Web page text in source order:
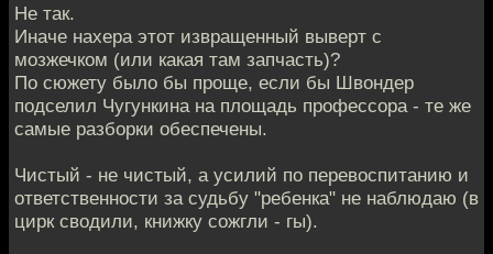
Не так.
Иначе нахера этот извращенный выверт с
мозжечком (или какая там запчасть)?
По сюжету было бы проще, если бы Швондер
подселил Чугункина на площадь профессора - те же
самые разборки обеспечены.
Чистый - не чистый, а усилий по перевоспитанию и
ответственности за судьбу "ребенка" не наблюдаю (в
цирк сводили, книжку сожгли - гы).